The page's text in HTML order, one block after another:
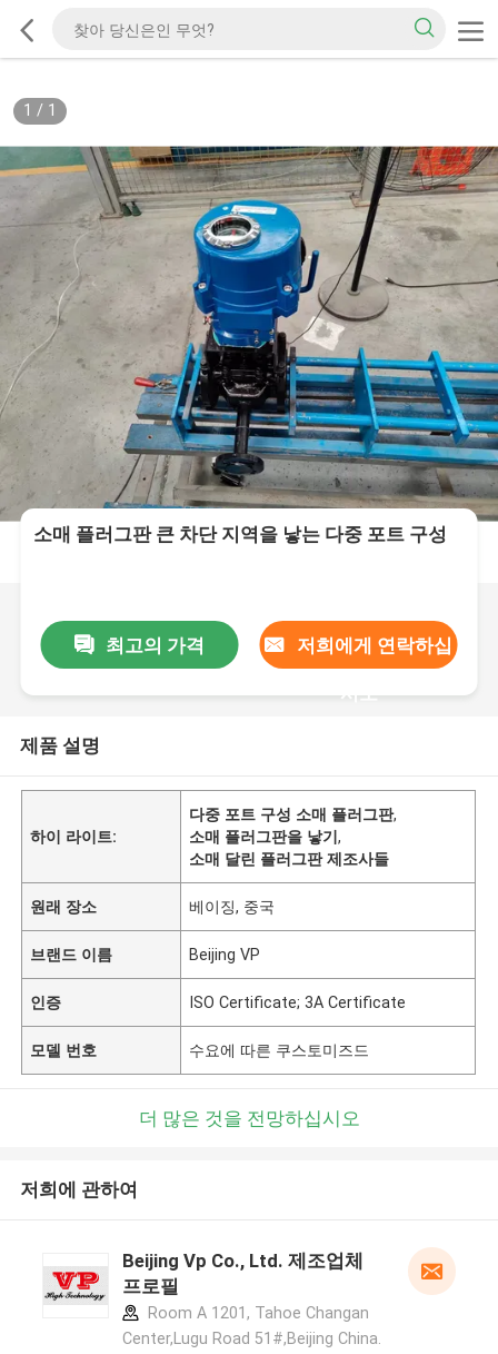
1 / 1
소매 플러그판 큰 차단 지역을 낳는 다중 포트 구성
최고의 가격 저희에게 연락하십
시오
제품 설명
하이 라이트:
다중 포트 구성 소매 플러그판,
소매 플러그판을 낳기,
소매 달린 플러그판 제조사들
원래 장소 베이징, 중국
브랜드 이름 Beijing VP
인증 ISO Certificate; 3A Certificate
모델 번호 수요에 따른 쿠스토미즈드
더 많은 것을 전망하십시오
저희에 관하여
Beijing Vp Co., Ltd. 제조업체
프로필
Room A 1201, Tahoe Changan
Center,Lugu Road 51#,Beijing China.